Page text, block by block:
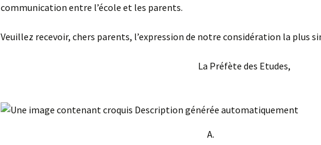
communication entre l’école et les parents.
Veuillez recevoir, chers parents, l’expression de notre considération la plus
La Préfète des
A.